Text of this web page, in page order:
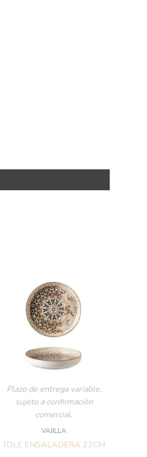
Plazo de entrega variable,
sujeto a confirmación
comercial.
VAJILLA
TOLE ENSALADERA 22CM